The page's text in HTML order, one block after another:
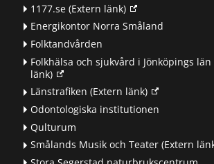
1177.se(Extern länk)
Energikontor Norra Småland
Folktandvården
Folkhälsa och sjukvård i Jönköpings län
länk)
Länstrafiken (Extern länk)
Odontologiska institutionen
Qulturum
Smålands Musik och Teater(Extern